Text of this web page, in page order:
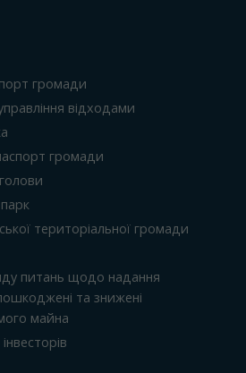
громади
відходами
громади
територіальної громади
питань щодо надання
та знижені
майна